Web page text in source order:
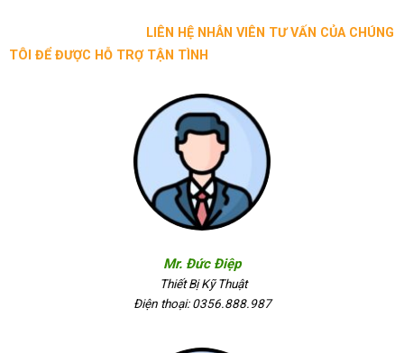
LIÊN HỆ NHÂN VIÊN TƯ VẤN CỦA CHÚNG
TÔI ĐỂ ĐƯỢC HỖ TRỢ TẬN TÌNH
Mr. Đức Điệp
Thiết Bị Kỹ Thuật
Điện thoại: 0356.888.987